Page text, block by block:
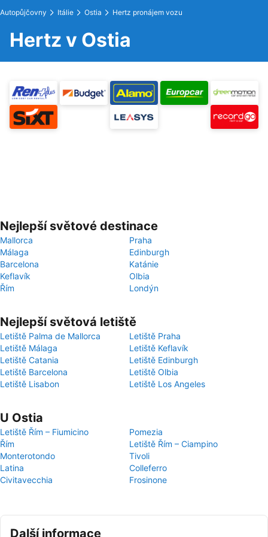
Autopůjčovny Itálie Ostia Hertz pronájem vozu
Hertz v Ostia
Nejlepší světové destinace
Mallorca
Praha
Málaga
Edinburgh
Barcelona
Katánie
Keflavík
Olbia
Řím
Londýn
Nejlepší světová letiště
Letiště Palma de Mallorca
Letiště Praha
Letiště Málaga
Letiště Keflavík
Letiště Catania
Letiště Edinburgh
Letiště Barcelona
Letiště Olbia
Letiště Lisabon
Letiště Los Angeles
U Ostia
Letiště Řím – Fiumicino
Pomezia
Řím
Letiště Řím – Ciampino
Monterotondo
Tivoli
Latina
Colleferro
Civitavecchia
Frosinone
Další informace